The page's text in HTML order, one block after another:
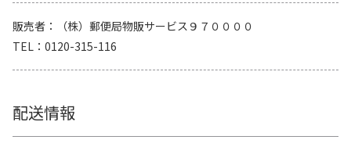
販売者
（株）郵便局物販サービス９７００００
TEL
0120-315-116
配送情報